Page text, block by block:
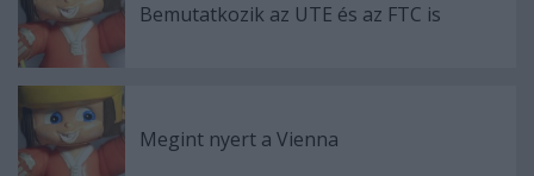
Bemutatkozik az UTE és az FTC is
Megint nyert a Vienna